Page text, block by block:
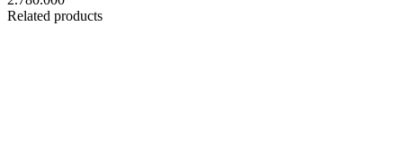
Related products